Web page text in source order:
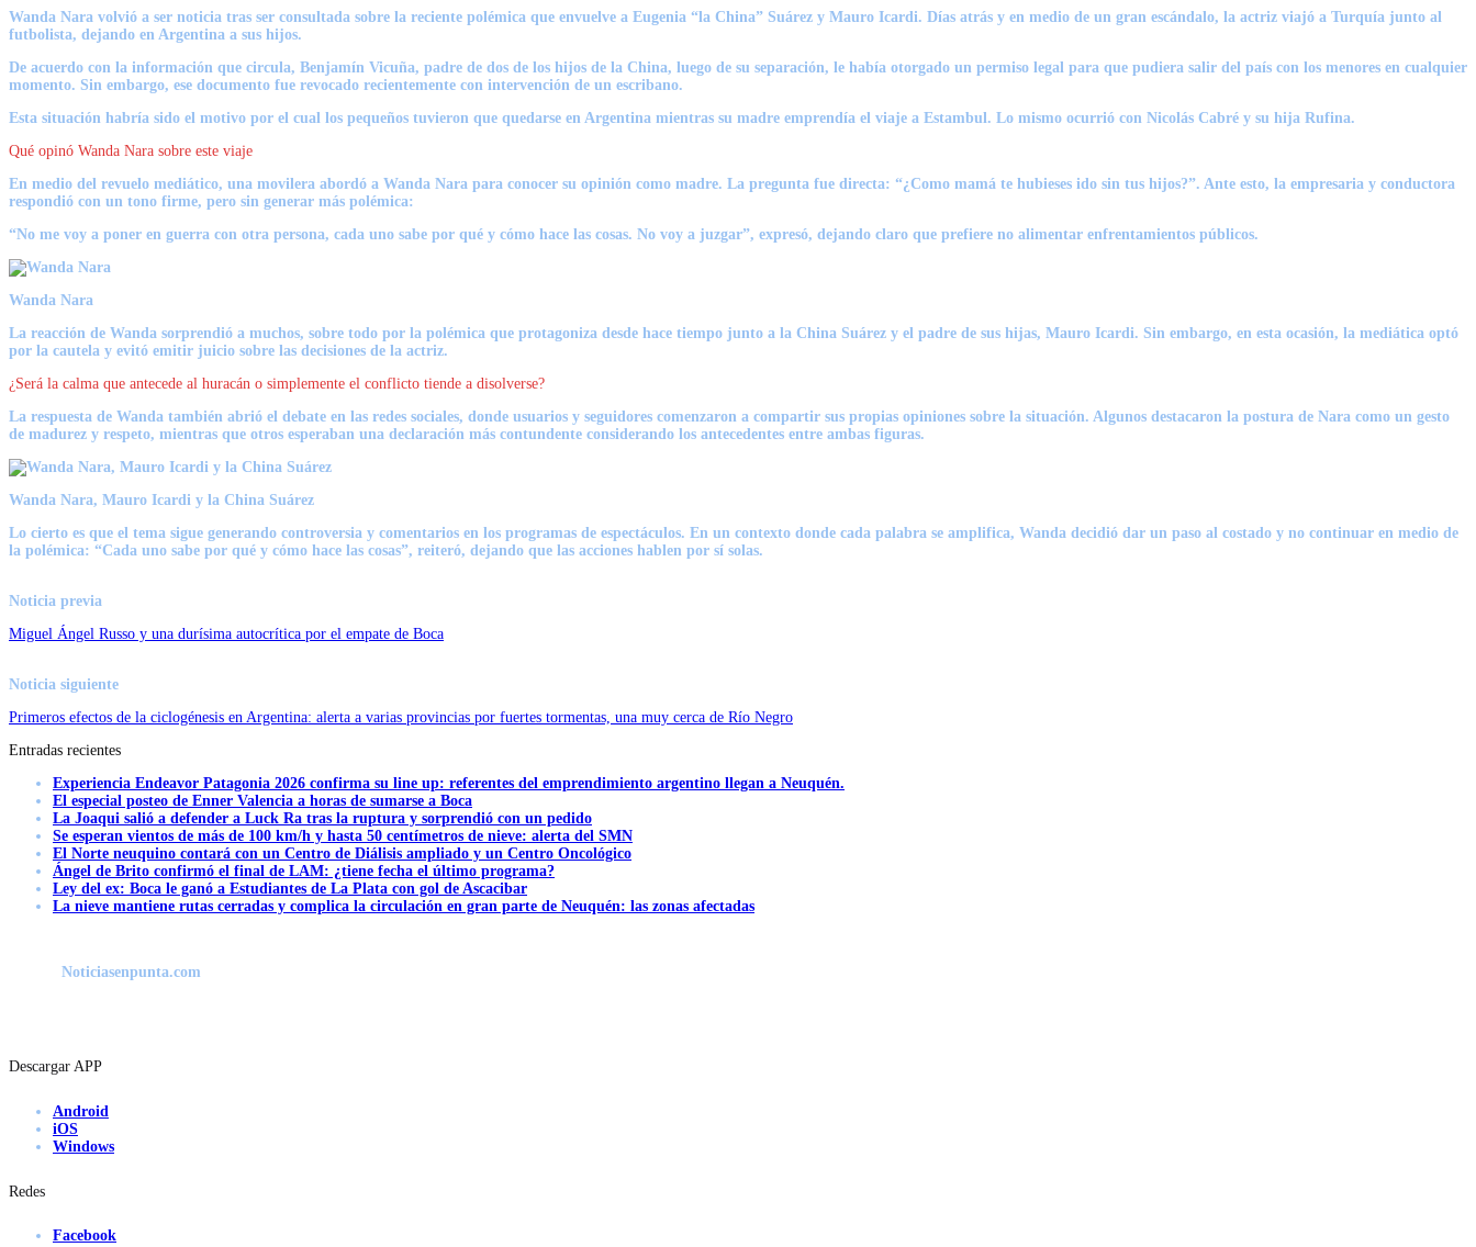
Wanda Nara volvió a ser noticia tras ser consultada sobre la reciente polémica que envuelve a Eugenia “la China” Suárez y Mauro Icardi. Días atrás y en medio de un gran escándalo, la actriz viajó a Turquía junto al
futbolista, dejando en Argentina a sus hijos.
De acuerdo con la información que circula, Benjamín Vicuña, padre de dos de los hijos de la China, luego de su separación, le había otorgado un permiso legal para que pudiera salir del país con los menores en cualquier
momento. Sin embargo, ese documento fue revocado recientemente con intervención de un escribano.
Esta situación habría sido el motivo por el cual los pequeños tuvieron que quedarse en Argentina mientras su madre emprendía el viaje a Estambul. Lo mismo ocurrió con Nicolás Cabré y su hija Rufina.
Qué opinó Wanda Nara sobre este viaje
En medio del revuelo mediático, una movilera abordó a Wanda Nara para conocer su opinión como madre. La pregunta fue directa: “¿Como mamá te hubieses ido sin tus hijos?”. Ante esto, la empresaria y conductora
respondió con un tono firme, pero sin generar más polémica:
“No me voy a poner en guerra con otra persona, cada uno sabe por qué y cómo hace las cosas. No voy a juzgar”, expresó, dejando claro que prefiere no alimentar enfrentamientos públicos.
Wanda Nara
La reacción de Wanda sorprendió a muchos, sobre todo por la polémica que protagoniza desde hace tiempo junto a la China Suárez y el padre de sus hijas, Mauro Icardi. Sin embargo, en esta ocasión, la mediática optó
por la cautela y evitó emitir juicio sobre las decisiones de la actriz.
¿Será la calma que antecede al huracán o simplemente el conflicto tiende a disolverse?
La respuesta de Wanda también abrió el debate en las redes sociales, donde usuarios y seguidores comenzaron a compartir sus propias opiniones sobre la situación. Algunos destacaron la postura de Nara como un gesto
de madurez y respeto, mientras que otros esperaban una declaración más contundente considerando los antecedentes entre ambas figuras.
Wanda Nara, Mauro Icardi y la China Suárez
Lo cierto es que el tema sigue generando controversia y comentarios en los programas de espectáculos. En un contexto donde cada palabra se amplifica, Wanda decidió dar un paso al costado y no continuar en medio de
la polémica: “Cada uno sabe por qué y cómo hace las cosas”, reiteró, dejando que las acciones hablen por sí solas.
Noticia previa
Miguel Ángel Russo y una durísima autocrítica por el empate de Boca
Noticia siguiente
Primeros efectos de la ciclogénesis en Argentina: alerta a varias provincias por fuertes tormentas, una muy cerca de Río Negro
Entradas recientes
Experiencia Endeavor Patagonia 2026 confirma su line up: referentes del emprendimiento argentino llegan a Neuquén.
El especial posteo de Enner Valencia a horas de sumarse a Boca
La Joaqui salió a defender a Luck Ra tras la ruptura y sorprendió con un pedido
Se esperan vientos de más de 100 km/h y hasta 50 centímetros de nieve: alerta del SMN
El Norte neuquino contará con un Centro de Diálisis ampliado y un Centro Oncológico
Ángel de Brito confirmó el final de LAM: ¿tiene fecha el último programa?
Ley del ex: Boca le ganó a Estudiantes de La Plata con gol de Ascacibar
La nieve mantiene rutas cerradas y complica la circulación en gran parte de Neuquén: las zonas afectadas
Noticiasenpunta.com
Descargar APP
Android
iOS
Windows
Redes
Facebook